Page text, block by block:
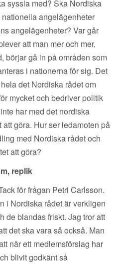
syssla med? Ska Nordiska
angelägenheter
angelägenheter? Var går
att man mer och mer,
börjar gå in på områden som
i nationerna för sig. Det
det Nordiska rådet om
mycket och bedriver politik
har med det nordiska
att göra. Hur ser ledamoten på
med Nordiska rådet och
att göra?
replik
för frågan Petri Carlsson.
i Nordiska rådet är verkligen
de blandas friskt. Jag tror att
det ska vara så också. Man
när ett medlemsförslag har
blivit godkänt så